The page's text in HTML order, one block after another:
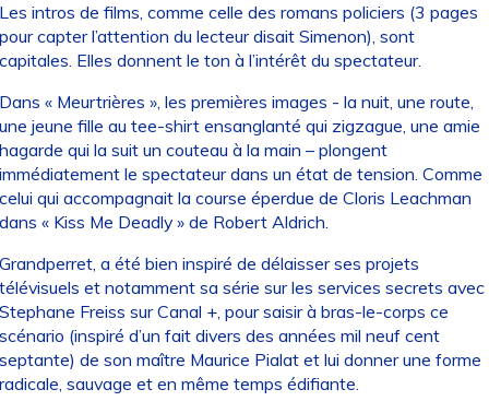
intros de films, comme celle des romans policiers (3 pages
capter l’attention du lecteur disait Simenon), sont
Elles donnent le ton à l’intérêt du spectateur.
« Meurtrières », les premières images - la nuit, une route,
jeune fille au tee-shirt ensanglanté qui zigzague, une amie
qui la suit un couteau à la main – plongent
le spectateur dans un état de tension. Comme
qui accompagnait la course éperdue de Cloris Leachman
« Kiss Me Deadly » de Robert Aldrich.
a été bien inspiré de délaisser ses projets
et notamment sa série sur les services secrets avec
Freiss sur Canal +, pour saisir à bras-le-corps ce
(inspiré d’un fait divers des années mil neuf cent
de son maître Maurice Pialat et lui donner une forme
sauvage et en même temps édifiante.